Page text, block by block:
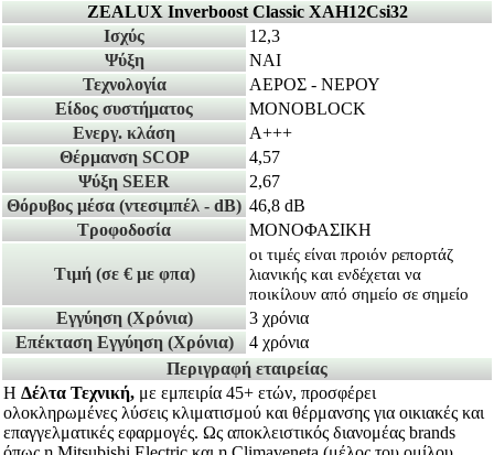
ZEALUX Inverboost Classic XAH12Csi32
Ισχύς
12,3
Ψύξη
ΝΑΙ
Τεχνολογία
ΑΕΡΟΣ - ΝΕΡΟΥ
Είδος συστήματος
MONOBLOCK
Ενεργ. κλάση
A+++
Θέρμανση SCOP
4,57
Ψύξη SEER
2,67
Θόρυβος μέσα (ντεσιμπέλ - dB) 46,8 dB
Τροφοδοσία
ΜΟΝΟΦΑΣΙΚΗ
Τιμή (σε € με φπα)
οι τιμές είναι προιόν ρεπορτάζ
λιανικής και ενδέχεται να
ποικίλουν από σημείο σε σημείο
Εγγύηση (Χρόνια)
3 χρόνια
Επέκταση Εγγύηση (Χρόνια)
4 χρόνια
Περιγραφή εταιρείας
Η Δέλτα Τεχνική, με εμπειρία 45+ ετών, προσφέρει
ολοκληρωμένες λύσεις κλιματισμού και θέρμανσης για οικιακές και
επαγγελματικές εφαρμογές. Ως αποκλειστικός διανομέας brands